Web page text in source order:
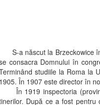
S-a născut la Brzeckowice
consacra Domnului în
studiile la Roma la
1905. În 1907 este director în
În 1919 inspectoria
După ce a fost